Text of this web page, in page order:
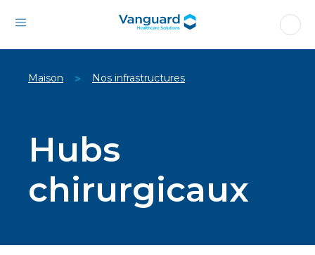
Maison > Nos infrastructures
Hubs
chirurgicaux